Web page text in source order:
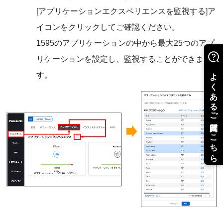
[アプリケーションエクスペリエンスを監視する]ア
イコンをクリックしてご確認ください。
1595のアプリケーションの中から最大25つのアプ
リケーションを設定し、監視することができま
す。